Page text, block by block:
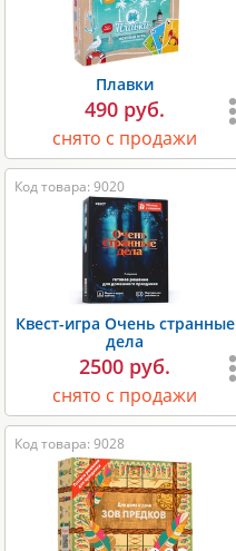
Плавки
490 руб.
снято с продажи
Код товара: 9020
Квест-игра Очень странные
дела
2500 руб.
снято с продажи
Код товара: 9028